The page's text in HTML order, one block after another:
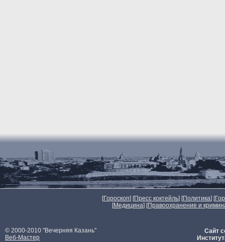
[Гороскоп] [Пресс коктейль] [Политика] [
[Медицина] [Правоохранение и
© 2000-2010 "Вечерняя Казань"
Веб-Мастер
Сайт